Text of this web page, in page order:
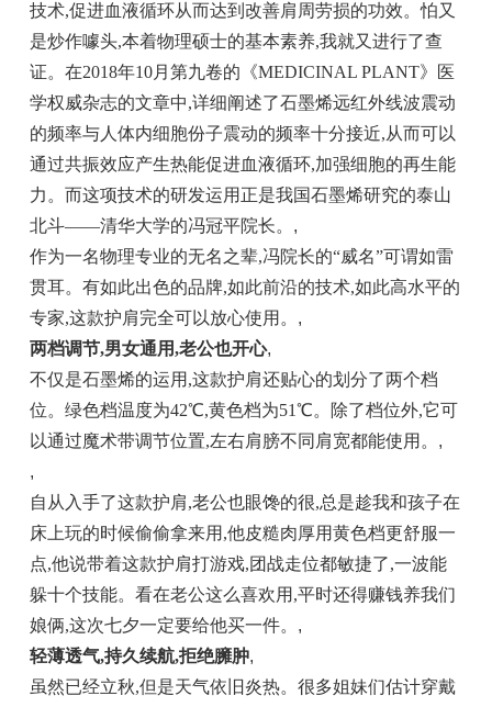
技术,促进血液循环从而达到改善肩周劳损的功效。怕又
是炒作噱头,本着物理硕士的基本素养,我就又进行了查
证。在2018年10月第九卷的《MEDICINAL PLANT》医
学权威杂志的文章中,详细阐述了石墨烯远红外线波震动
的频率与人体内细胞份子震动的频率十分接近,从而可以
通过共振效应产生热能促进血液循环,加强细胞的再生能
力。而这项技术的研发运用正是我国石墨烯研究的泰山
北斗——清华大学的冯冠平院长。 ,
作为一名物理专业的无名之辈,冯院长的“威名”可谓如雷
贯耳。有如此出色的品牌,如此前沿的技术,如此高水平的
专家,这款护肩完全可以放心使用。 ,
两档调节,男女通用,老公也开心,
不仅是石墨烯的运用,这款护肩还贴心的划分了两个档
位。绿色档温度为42℃,黄色档为51℃。除了档位外,它可
以通过魔术带调节位置,左右肩膀不同肩宽都能使用。 ,
,
自从入手了这款护肩,老公也眼馋的很,总是趁我和孩子在
床上玩的时候偷偷拿来用,他皮糙肉厚用黄色档更舒服一
点,他说带着这款护肩打游戏,团战走位都敏捷了,一波能
躲十个技能。看在老公这么喜欢用,平时还得赚钱养我们
娘俩,这次七夕一定要给他买一件。 ,
轻薄透气,持久续航,拒绝臃肿,
虽然已经立秋,但是天气依旧炎热。很多姐妹们估计穿戴